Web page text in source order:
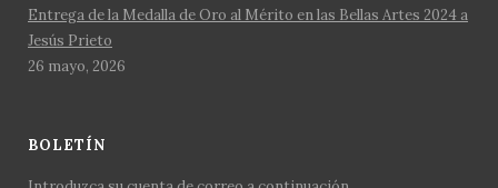
Entrega de la Medalla de Oro al Mérito en las Bellas Artes 2024 a
Jesús Prieto
26 mayo, 2026
BOLETÍN